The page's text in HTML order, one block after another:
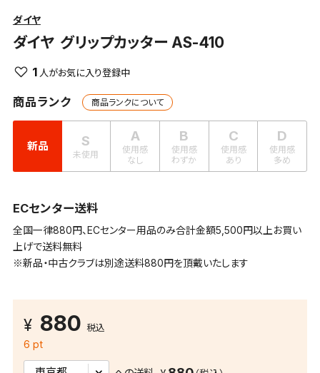
ダイヤ
ダイヤ グリップカッター AS-410
1
商品ランク 商品ランクについて
新品 S
未使用
A
使用感
なし
B
使用感
わずか
C
使用感
あり
D
使用感
多め
ECセンター送料
全国一律880円、ECセンター用品のみ合計金額5,500円以上お買い
上げで送料無料
※新品・中古クラブは別途送料880円を頂戴いたします
880 税込
6 pt